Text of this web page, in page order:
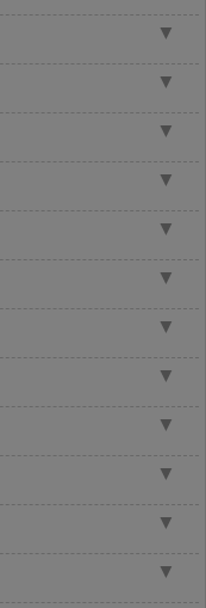
▼
▼
▼
▼
▼
▼
▼
▼
▼
▼
▼
▼